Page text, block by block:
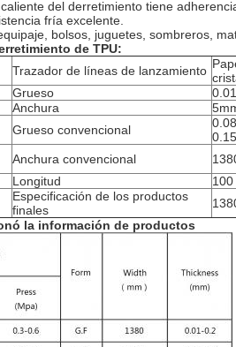
del derretimiento tiene
fría excelente.
bolsos, juguetes, sombreros,
de TPU:
Trazador de líneas de lanzamiento
Grueso
Anchura
Grueso convencional
Anchura convencional
Longitud
Especificación de los productos
finales
la información de productos